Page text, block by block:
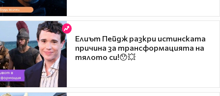
Елиът Пейдж разкри истинската
причина за трансформацията на
тялото си!😯💥